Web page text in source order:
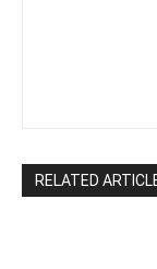
RELATED